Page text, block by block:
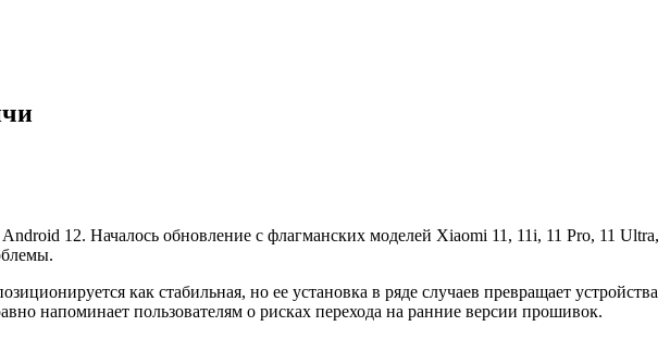
12. Началось обновление с флагманских моделей Xiaomi 11, 11i, 11 Pro, 11 Ultra,
как стабильная, но ее установка в ряде случаев превращает устройства
напоминает пользователям о рисках перехода на ранние версии прошивок.